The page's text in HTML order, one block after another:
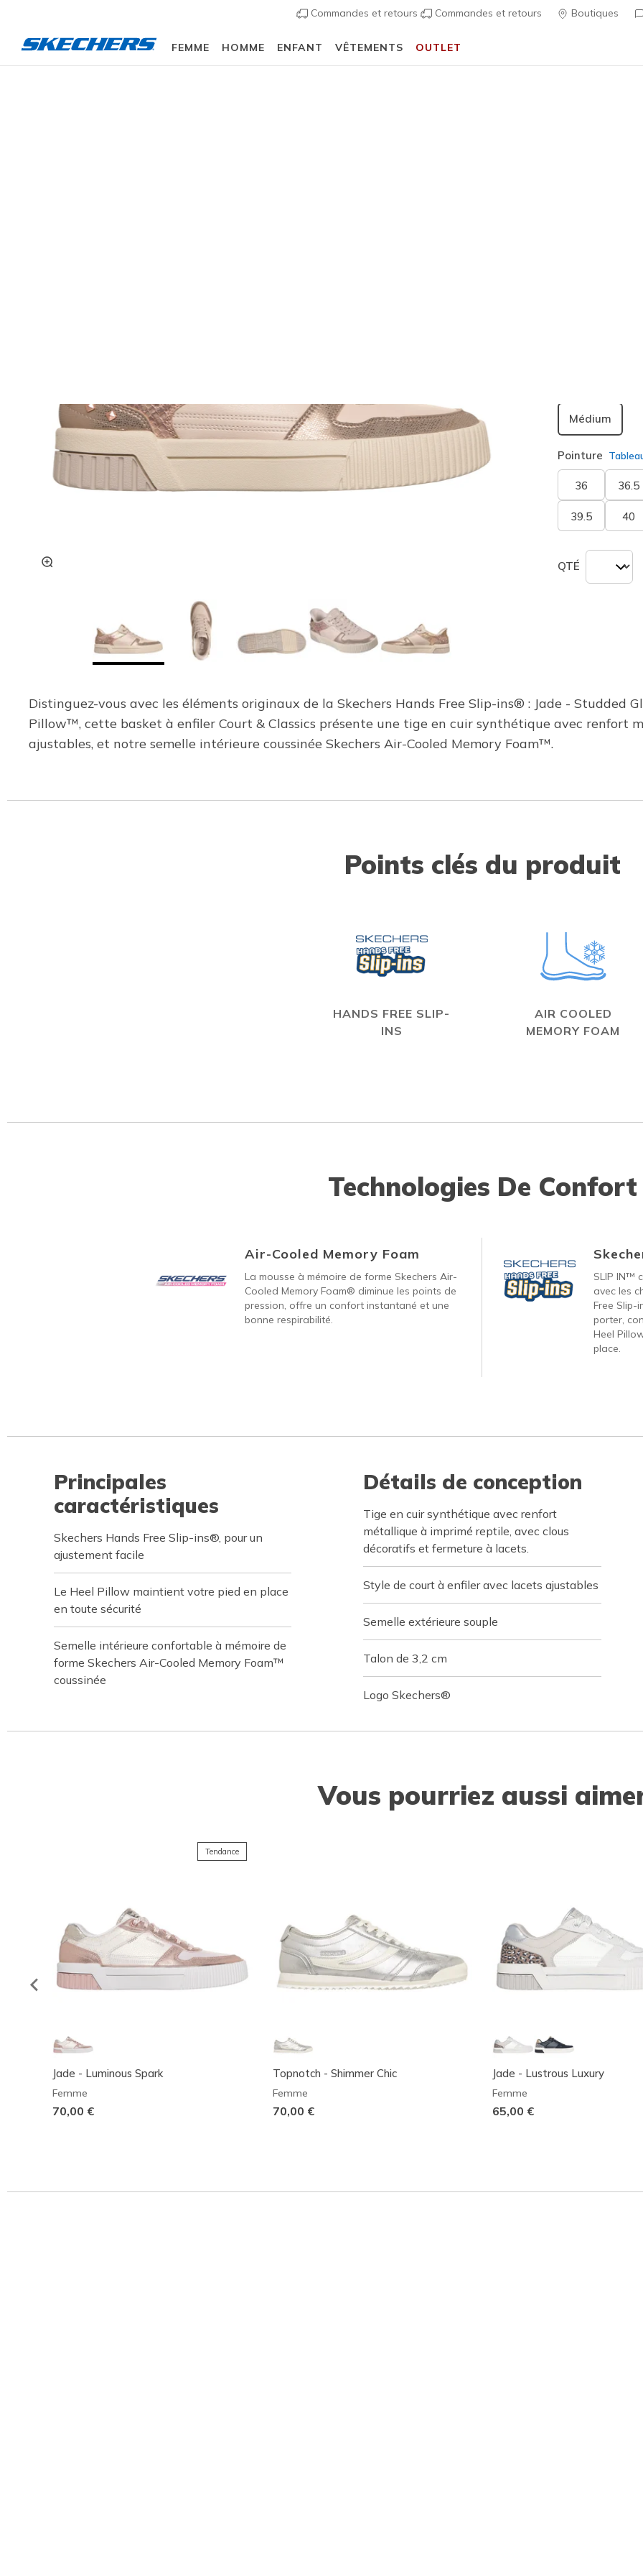
Commandes et retours Commandes et retours Boutiques
FEMME HOMME ENFANT VÊTEMENTS OUTLET
Médium
Pointure
36 36.5
39.5 40
QTÉ
Distinguez-vous avec les éléments originaux de la Skechers Hands Free Slip-ins® : Jade - Studded
Pillow™, cette basket à enfiler Court & Classics présente une tige en cuir synthétique avec renfort
ajustables, et notre semelle intérieure coussinée Skechers Air-Cooled Memory Foam™.
Points clés du produit
HANDS FREE SLIP-
INS
AIR COOLED
MEMORY FOAM
Technologies De Confort
Air-Cooled Memory Foam
La mousse à mémoire de forme Skechers Air-
Cooled Memory Foam® diminue les points de
pression, offre un confort instantané et une
bonne respirabilité.
SLIP IN™
avec les
Free Slip-
porter,
Heel
place.
Principales
caractéristiques
Skechers Hands Free Slip-ins®, pour un
ajustement facile
Le Heel Pillow maintient votre pied en place
en toute sécurité
Semelle intérieure confortable à mémoire de
forme Skechers Air-Cooled Memory Foam™
coussinée
Détails de conception
Tige en cuir synthétique avec renfort
métallique à imprimé reptile, avec clous
décoratifs et fermeture à lacets.
Style de court à enfiler avec lacets ajustables
Semelle extérieure souple
Talon de 3,2 cm
Logo Skechers®
Vous pourriez aussi
Tendance
Jade - Luminous Spark
Femme
70,00 €
Topnotch - Shimmer Chic
Femme
70,00 €
Jade - Lustrous Luxury
Femme
65,00 €